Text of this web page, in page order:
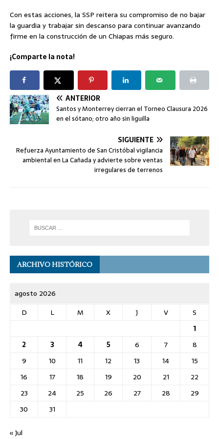
Con estas acciones, la SSP reitera su compromiso de no bajar
la guardia y trabajar sin descanso para continuar avanzando
firme en la construcción de un Chiapas más seguro.
¡Comparte la nota!
ANTERIOR
Santos y Monterrey cierran el Torneo Clausura 2026
en el sótano; otro año sin liguilla
SIGUIENTE
Refuerza Ayuntamiento de San Cristóbal vigilancia
ambiental en La Cañada y advierte sobre ventas
irregulares de terrenos
ARCHIVO HISTÓRICO
agosto 2026
D
L M X J V
S
1
2
3 4 5 6 7
8
9
10 11 12 13 14
15
16
17 18 19 20 21
22
23
24 25 26 27 28
29
30
31
« Jul